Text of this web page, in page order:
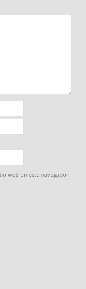
web en este navegador